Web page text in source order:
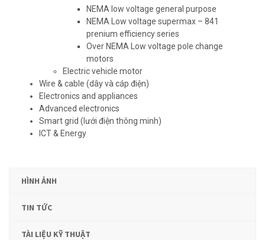
NEMA low voltage general purpose
NEMA Low voltage supermax – 841
prenium efficiency series
Over NEMA Low voltage pole change
motors
Electric vehicle motor
Wire & cable (dây và cáp điện)
Electronics and appliances
Advanced electronics
Smart grid (lưới điện thông minh)
ICT & Energy
HÌNH ẢNH
TIN TỨC
TÀI LIỆU KỸ THUẬT